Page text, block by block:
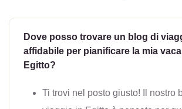
Dove posso trovare un blog di
affidabile per pianificare la mia
Egitto?
Ti trovi nel posto giusto! Il nostro